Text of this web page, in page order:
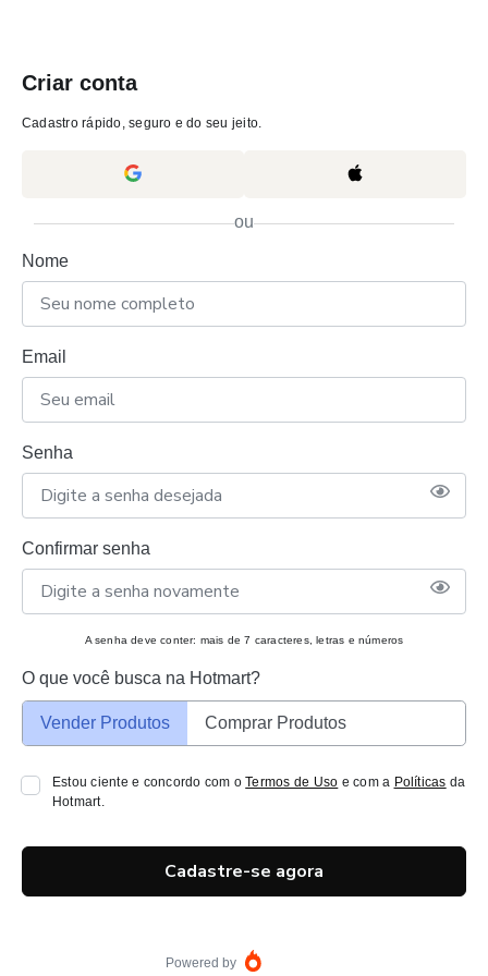
Criar conta
Cadastro rápido, seguro e do seu jeito.
ou
Nome
Email
Senha
Confirmar senha
A senha deve conter: mais de 7 caracteres, letras e números
O que você busca na Hotmart?
Vender Produtos Comprar Produtos
Estou ciente e concordo com oTermos de Uso e com a Políticas da
Hotmart.
Cadastre-se agora
Powered by